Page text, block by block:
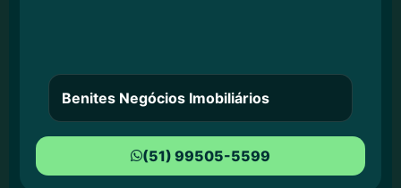
Benites Negócios Imobiliários
(51) 99505-5599